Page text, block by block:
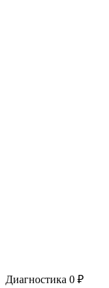
Диагностика 0 ₽